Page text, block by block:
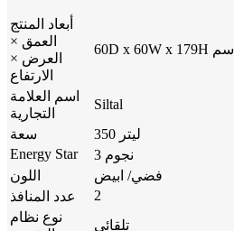
أبعاد المنتج
العمق ×
العرض ×
الارتفاع
60D x 60W x 179H سم
اسم العلامة
التجارية
Siltal
سعة
350 ليتر
Energy Star
3 نجوم
اللون
فضي/ ابيض
عدد المنافذ
2
نوع نظام
تلقائي